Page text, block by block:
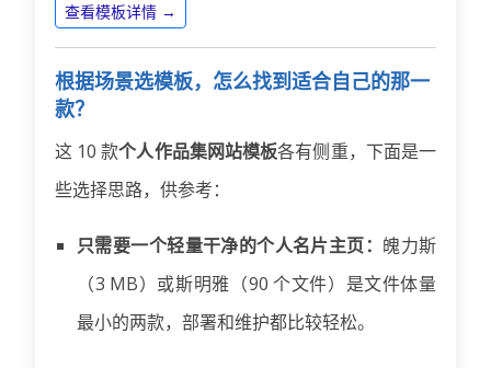
查看模板详情 →
根据场景选模板，怎么找到适合自己的那一
款？
这 10 款个人作品集网站模板各有侧重，下面是一
些选择思路，供参考：
只需要一个轻量干净的个人名片主页： 魄力斯
（3 MB）或斯明雅（90 个文件）是文件体量
最小的两款，部署和维护都比较轻松。